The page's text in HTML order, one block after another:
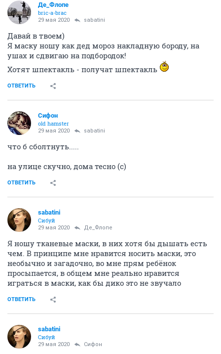
Де_Флопе
bric-a-brac
29 мая 2020 sabatini
Давай в твоем)
Я маску ношу как дед мороз накладную бороду, на
ушах и сдвигаю на подбородок!
Хотят шпектакль - получат шпектакль
ОТВЕТИТЬ
Сифон
old hamster
29 мая 2020 sabatini
что б сболтнуть.....
на улице скучно, дома тесно (с)
ОТВЕТИТЬ
sabatini
Сибуй
29 мая 2020 Де_Флопе
Я ношу тканевые маски, в них хотя бы дышать есть
чем. В принципе мне нравится носить маски, это
необычно и загадочно, во мне прям ребёнок
просыпается, в общем мне реально нравится
играться в маски, как бы дико это не звучало
ОТВЕТИТЬ
sabatini
Сибуй
29 мая 2020 Сифон